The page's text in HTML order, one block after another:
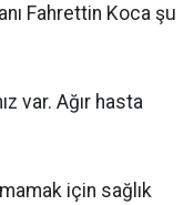
Fahrettin Koca şu
var. Ağır hasta
için sağlık